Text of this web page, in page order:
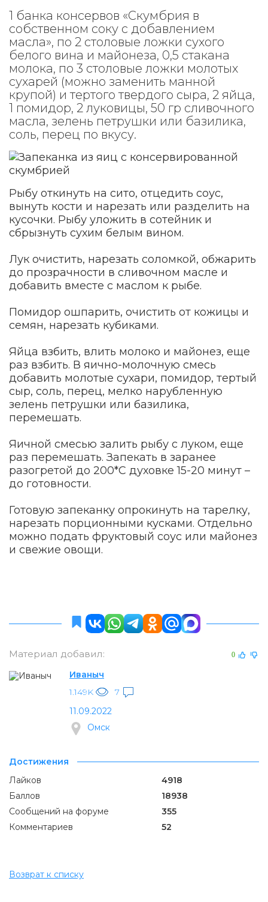
1 банка консервов «Скумбрия в
собственном соку с добавлением
масла», по 2 столовые ложки сухого
белого вина и майонеза, 0,5 стакана
молока, по 3 столовые ложки молотых
сухарей (можно заменить манной
крупой) и тертого твердого сыра, 2 яйца,
1 помидор, 2 луковицы, 50 гр сливочного
масла, зелень петрушки или базилика,
соль, перец по вкусу.
Рыбу откинуть на сито, отцедить соус,
вынуть кости и нарезать или разделить на
кусочки. Рыбу уложить в сотейник и
сбрызнуть сухим белым вином.
Лук очистить, нарезать соломкой, обжарить
до прозрачности в сливочном масле и
добавить вместе с маслом к рыбе.
Помидор ошпарить, очистить от кожицы и
семян, нарезать кубиками.
Яйца взбить, влить молоко и майонез, еще
раз взбить. В яично-молочную смесь
добавить молотые сухари, помидор, тертый
сыр, соль, перец, мелко нарубленную
зелень петрушки или базилика,
перемешать.
Яичной смесью залить рыбу с луком, еще
раз перемешать. Запекать в заранее
разогретой до 200*С духовке 15-20 минут –
до готовности.
Готовую запеканку опрокинуть на тарелку,
нарезать порционными кусками. Отдельно
можно подать фруктовый соус или майонез
и свежие овощи.
Материал добавил: 0
Иваныч
1.149K
7
11.09.2022
Омск
Достижения
Лайков
4918
Баллов
18938
Сообщений на форуме
355
Комментариев
52
Возврат к списку